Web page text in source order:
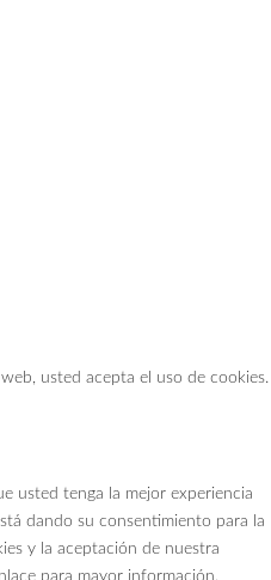
usted acepta el uso de cookies.
usted tenga la mejor experiencia
dando su consentimiento para la
y la aceptación de nuestra
para mayor información.